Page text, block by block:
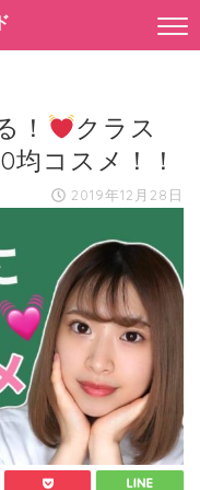
！
クラス
コスメ！！
2019年12月28日